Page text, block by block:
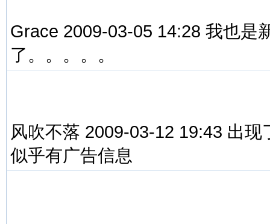
Grace 2009-03-05 14:28 我也是
了。。。。。
风吹不落 2009-03-12 19:43 出
似乎有广告信息